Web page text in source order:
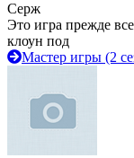
Серж
Это игра прежде
клоун под
Мастер игры (2